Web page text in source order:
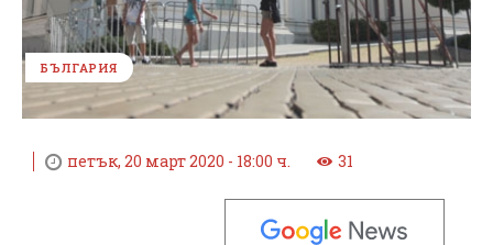
БЪЛГАРИЯ
петък, 20 март 2020 - 18:00 ч. 31